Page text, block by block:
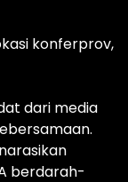
konferprov,
dari media
berdarah-